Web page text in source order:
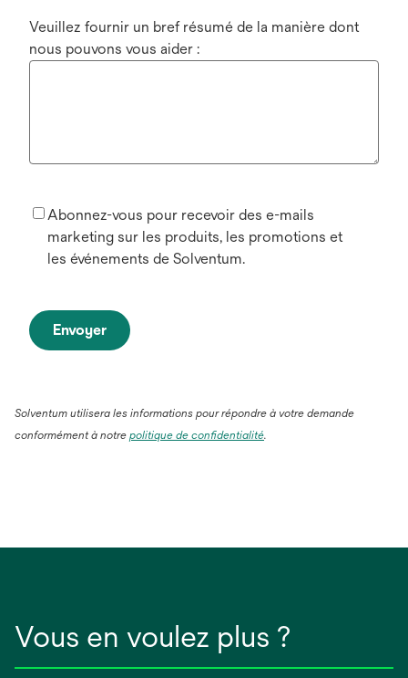
Veuillez fournir un bref résumé de la manière dont
nous pouvons vous aider :
Abonnez-vous pour recevoir des e-mails
marketing sur les produits, les promotions et
les événements de Solventum.
Envoyer
Solventum utilisera les informations pour répondre à votre demande
conformément à notre politique de confidentialité.
Vous en voulez plus ?